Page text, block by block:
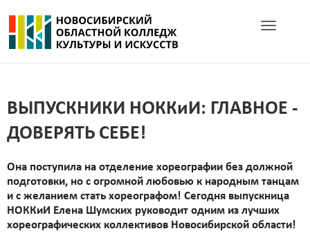
Toggle
ВЫПУСКНИКИ НОККиИ: ГЛАВНОЕ -
ДОВЕРЯТЬ СЕБЕ!
Она поступила на отделение хореографии без должной
подготовки, но с огромной любовью к народным танцам
и с желанием стать хореографом! Сегодня выпускница
НОККиИ Елена Шумских руководит одним из лучших
хореографических коллективов Новосибирской области!